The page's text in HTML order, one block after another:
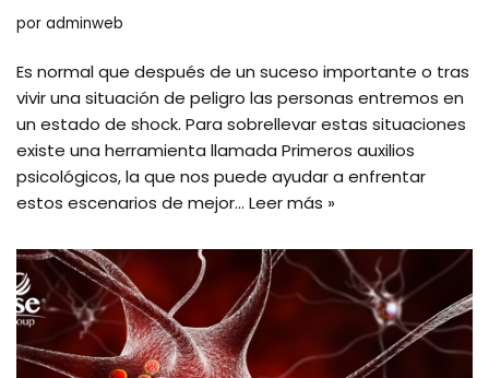
por adminweb
Es normal que después de un suceso importante o tras
vivir una situación de peligro las personas entremos en
un estado de shock. Para sobrellevar estas situaciones
existe una herramienta llamada Primeros auxilios
psicológicos, la que nos puede ayudar a enfrentar
estos escenarios de mejor… Leer más »